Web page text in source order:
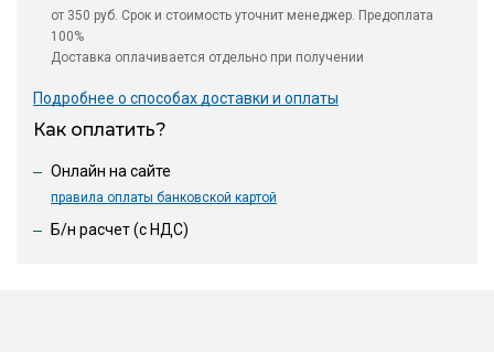
от 350 руб. Срок и стоимость уточнит менеджер. Предоплата
100%
Доставка оплачивается отдельно при получении
Подробнее о способах доставки и оплаты
Как оплатить?
Онлайн на сайте
правила оплаты банковской картой
Б/н расчет (c НДС)